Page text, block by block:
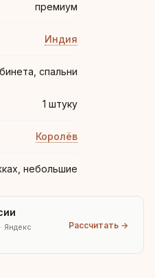
премиум
Индия
спальни
1 штуку
Королёв
небольшие
Яндекс
Рассчитать →